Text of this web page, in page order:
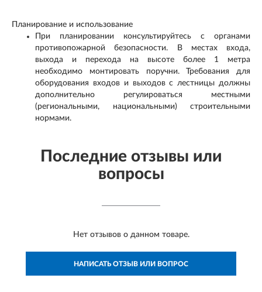
Планирование и использование
При планировании консультируйтесь с органами
противопожарной безопасности. В местах входа,
выхода и перехода на высоте более 1 метра
необходимо монтировать поручни. Требования для
оборудования входов и выходов с лестницы должны
дополнительно регулироваться местными
(региональными, национальными) строительными
нормами.
Последние отзывы или
вопросы
Нет отзывов о данном товаре.
НАПИСАТЬ ОТЗЫВ ИЛИ ВОПРОС